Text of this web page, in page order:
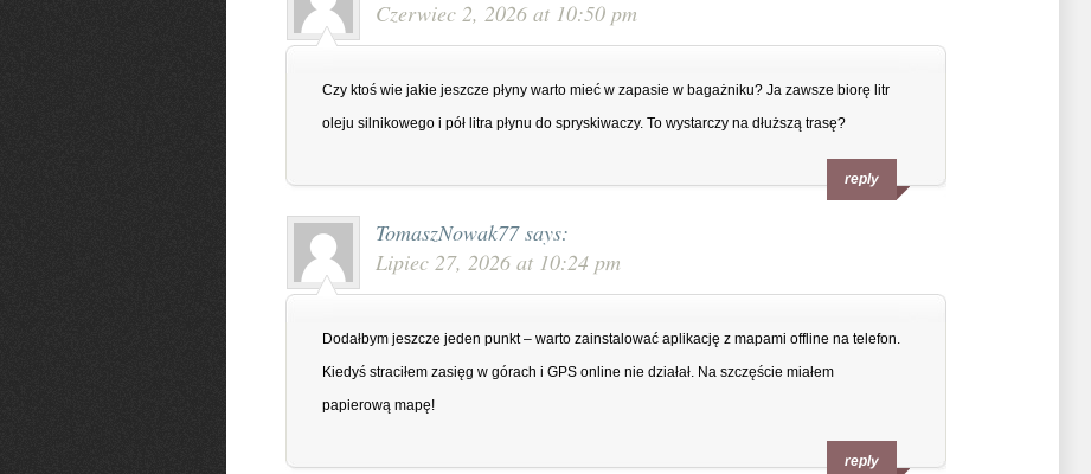
Czerwiec 2, 2026 at 10:50 pm
Czy ktoś wie jakie jeszcze płyny warto mieć w zapasie w bagażniku? Ja zawsze biorę litr
oleju silnikowego i pół litra płynu do spryskiwaczy. To wystarczy na dłuższą trasę?
reply
TomaszNowak77 says:
Lipiec 27, 2026 at 10:24 pm
Dodałbym jeszcze jeden punkt – warto zainstalować aplikację z mapami offline na telefon.
Kiedyś straciłem zasięg w górach i GPS online nie działał. Na szczęście miałem
papierową mapę!
reply